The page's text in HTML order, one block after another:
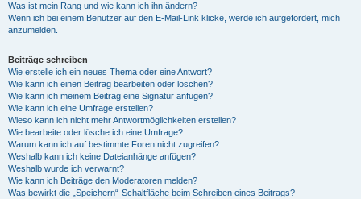
Was ist mein Rang und wie kann ich ihn ändern?
Wenn ich bei einem Benutzer auf den E-Mail-Link klicke, werde ich aufgefordert, mich
anzumelden.
Beiträge schreiben
Wie erstelle ich ein neues Thema oder eine Antwort?
Wie kann ich einen Beitrag bearbeiten oder löschen?
Wie kann ich meinem Beitrag eine Signatur anfügen?
Wie kann ich eine Umfrage erstellen?
Wieso kann ich nicht mehr Antwortmöglichkeiten erstellen?
Wie bearbeite oder lösche ich eine Umfrage?
Warum kann ich auf bestimmte Foren nicht zugreifen?
Weshalb kann ich keine Dateianhänge anfügen?
Weshalb wurde ich verwarnt?
Wie kann ich Beiträge den Moderatoren melden?
Was bewirkt die „Speichern“-Schaltfläche beim Schreiben eines Beitrags?